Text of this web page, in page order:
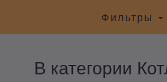
Фильтры
В категории